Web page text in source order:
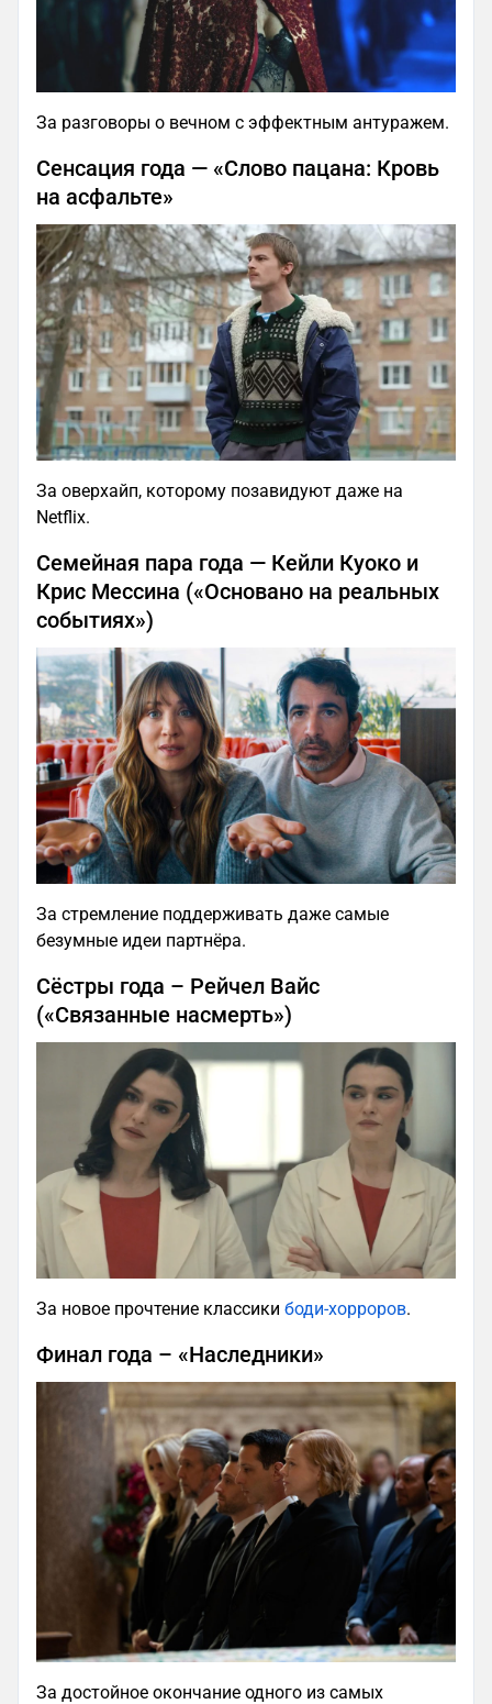
За разговоры о вечном с эффектным антуражем.
Сенсация года — «Слово пацана: Кровь
на асфальте»
За оверхайп, которому позавидуют даже на
Netflix.
Семейная пара года — Кейли Куоко и
Крис Мессина («Основано на реальных
событиях»)
За стремление поддерживать даже самые
безумные идеи партнёра.
Сёстры года – Рейчел Вайс
(«Связанные насмерть»)
За новое прочтение классики боди-хорроров.
Финал года – «Наследники»
За достойное окончание одного из самых